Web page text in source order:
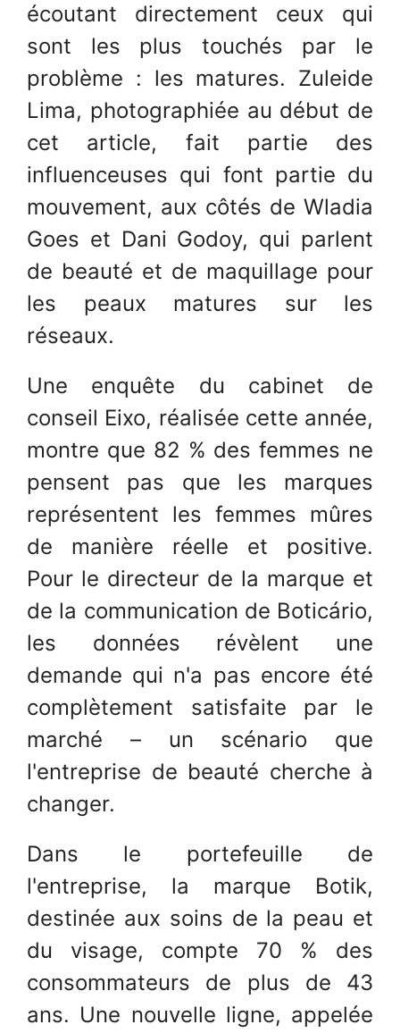
écoutant directement ceux qui
sont les plus touchés par le
problème : les matures. Zuleide
Lima, photographiée au début de
cet article, fait partie des
influenceuses qui font partie du
mouvement, aux côtés de Wladia
Goes et Dani Godoy, qui parlent
de beauté et de maquillage pour
les peaux matures sur les
réseaux.
Une enquête du cabinet de
conseil Eixo, réalisée cette année,
montre que 82 % des femmes ne
pensent pas que les marques
représentent les femmes mûres
de manière réelle et positive.
Pour le directeur de la marque et
de la communication de Boticário,
les données révèlent une
demande qui n'a pas encore été
complètement satisfaite par le
marché – un scénario que
l'entreprise de beauté cherche à
changer.
Dans le portefeuille de
l'entreprise, la marque Botik,
destinée aux soins de la peau et
du visage, compte 70 % des
consommateurs de plus de 43
ans. Une nouvelle ligne, appelée